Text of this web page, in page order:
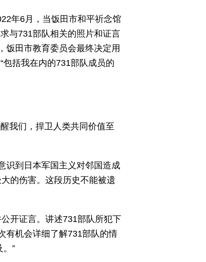
年6月，当饭田市和平祈念馆
与731部队相关的照片和证言
饭田市教育委员会最终决定用
括我在内的731部队成员的
我们，捍卫人类共同价值至
识到日本军国主义对邻国造成
的伤害。这段历史不能被遗
开证言。讲述731部队所犯下
有机会详细了解731部队的情
”